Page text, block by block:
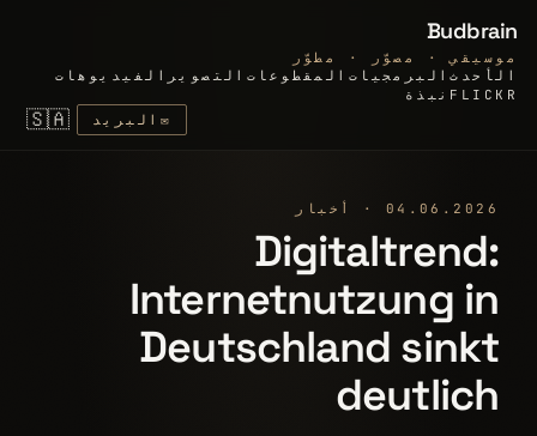
Budbrain
موسيقي · مصوّر · مطوّر
الأحدثالبرمجيات المقطوعات التصوير
الفيديوهات
FLICKR نبذة
✉ البريد 🇸🇦
04.06.2026 · أخبار
Digitaltrend:
Internetnutzung in
Deutschland sinkt
deutlich